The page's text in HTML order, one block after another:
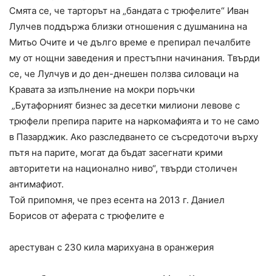
Смята се, че тарторът на „бандата с трюфелите“ Иван
Лулчев поддържа близки отношения с душманина на
Митьо Очите и че дълго време е препирал печалбите
му от нощни заведения и престъпни начинания. Твърди
се, че Лулчув и до ден-днешен ползва силоваци на
Кравата за изпълнение на мокри поръчки
„Бутафорният бизнес за десетки милиони левове с
трюфели препира парите на наркомафията и то не само
в Пазарджик. Ако разследването се съсредоточи върху
пътя на парите, могат да бъдат засегнати крими
авторитети на национално ниво“, твърди столичен
антимафиот.
Той припомня, че през есента на 2013 г. Даниел
Борисов от аферата с трюфелите е
арестуван с 230 кила марихуана в оранжерия